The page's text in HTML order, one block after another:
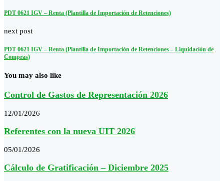
PDT 0621 IGV – Renta (Plantilla de Importación de Retenciones)
next post
PDT 0621 IGV – Renta (Plantilla de Importación de Retenciones – Liquidación de
Compras)
You may also like
Control de Gastos de Representación 2026
12/01/2026
Referentes con la nueva UIT 2026
05/01/2026
Cálculo de Gratificación – Diciembre 2025